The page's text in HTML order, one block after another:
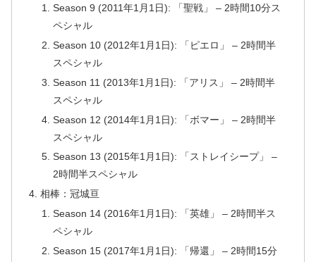
Season 9 (2011年1月1日): 「聖戦」 – 2時間10分ス
ペシャル
Season 10 (2012年1月1日): 「ピエロ」 – 2時間半
スペシャル
Season 11 (2013年1月1日): 「アリス」 – 2時間半
スペシャル
Season 12 (2014年1月1日): 「ボマー」 – 2時間半
スペシャル
Season 13 (2015年1月1日): 「ストレイシープ」 –
2時間半スペシャル
相棒：冠城亘
Season 14 (2016年1月1日): 「英雄」 – 2時間半ス
ペシャル
Season 15 (2017年1月1日): 「帰還」 – 2時間15分